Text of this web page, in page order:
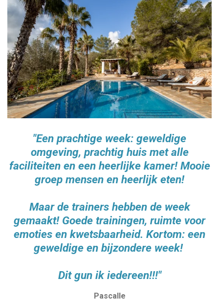
"Een prachtige week: geweldige
omgeving, prachtig huis met alle
faciliteiten en een heerlijke kamer! Mooie
groep mensen en heerlijk eten!
Maar de trainers hebben de week
gemaakt! Goede trainingen, ruimte voor
emoties en kwetsbaarheid. Kortom: een
geweldige en bijzondere week!
Dit gun ik iedereen!!!"
Pascalle